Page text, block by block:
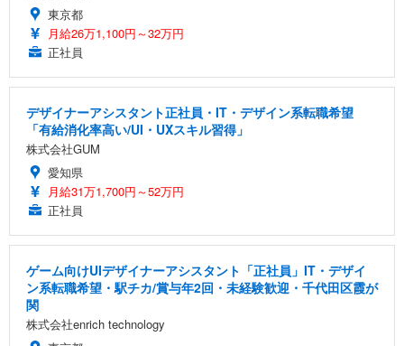
東京都
月給26万1,100円～32万円
正社員
デザイナーアシスタント正社員・IT・デザイン系転職希望
「有給消化率高い/UI・UXスキル習得」
株式会社GUM
愛知県
月給31万1,700円～52万円
正社員
ゲーム向けUIデザイナーアシスタント「正社員」IT・デザイ
ン系転職希望・駅チカ/賞与年2回・未経験歓迎・千代田区霞が
関
株式会社enrich technology